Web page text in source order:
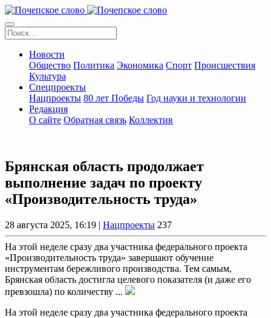
Новости
Общество Политика Экономика Спорт Происшествия
Культура
Спецпроекты
Нацпроекты 80 лет Победы Год науки и технологии
Редакция
О сайте Обратная связь Коллектив
Брянская область продолжает
выполнение задач по проекту
«Производительность труда»
28 августа 2025, 16:19 | Нацпроекты 237
На этой неделе сразу два участника федерального проекта
«Производительность труда» завершают обучение
инструментам бережливого производства. Тем самым,
Брянская область достигла целевого показателя (и даже его
превзошла) по количеству ...
На этой неделе сразу два участника федерального проекта